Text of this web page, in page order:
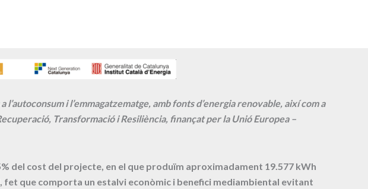
l’autoconsum i l’emmagatzematge, amb fonts d’energia renovable, així com a
Transformació i Resiliència, finançat per la Unió Europea –
del cost del projecte, en el que produïm aproximadament 19.577 kWh
fet que comporta un estalvi econòmic i benefici mediambiental evitant